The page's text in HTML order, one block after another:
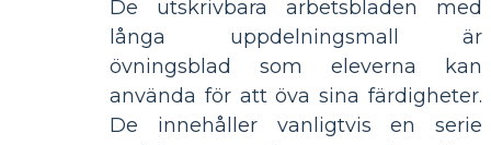
De utskrivbara arbetsbladen med
långa uppdelningsmall är
övningsblad som eleverna kan
använda för att öva sina färdigheter.
De innehåller vanligtvis en serie